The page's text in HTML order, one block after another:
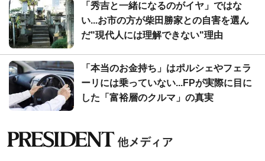
「秀吉と一緒になるのがイヤ」ではな
い...お市の方が柴田勝家との自害を選ん
だ"現代人には理解できない"理由
「本当のお金持ち」はポルシェやフェラ
ーリには乗っていない...FPが実際に目に
した「富裕層のクルマ」の真実